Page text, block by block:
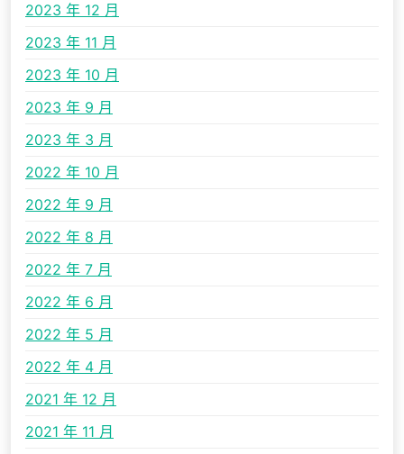
2023 年 12 月
2023 年 11 月
2023 年 10 月
2023 年 9 月
2023 年 3 月
2022 年 10 月
2022 年 9 月
2022 年 8 月
2022 年 7 月
2022 年 6 月
2022 年 5 月
2022 年 4 月
2021 年 12 月
2021 年 11 月